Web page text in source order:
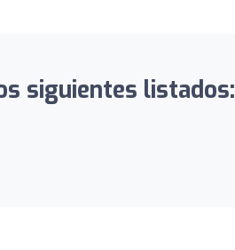
siguientes listados: